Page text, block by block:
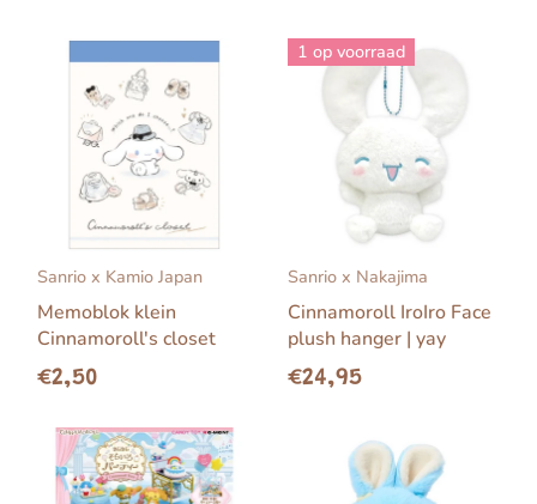
Sanrio x Kamio Japan
Memoblok klein
Cinnamoroll's closet
€2,50
1 op voorraad
Sanrio x Nakajima
Cinnamoroll IroIro Face
plush hanger | yay
€24,95